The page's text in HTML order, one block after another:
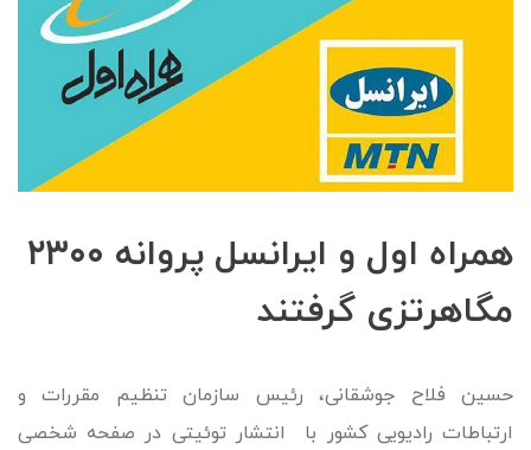
همراه اول و ایرانسل پروانه ۲۳۰۰
مگاهرتزی گرفتند
حسین فلاح جوشقانی، رئیس سازمان تنظیم مقررات و
ارتباطات رادیویی کشور با انتشار توئیتی در صفحه شخصی